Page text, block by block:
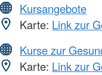
Kursangebote
Karte: Link zur
Kurse zur
Karte: Link zur